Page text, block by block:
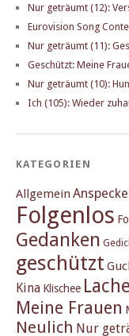
Nur geträumt (12):
Eurovision Song
Nur geträumt (11):
Geschützt: Meine
Nur geträumt (10):
Ich (105): Wieder
KATEGORIEN
Allgemein
Folgenlos
Gedanken
geschützt
Kina Klischee
Meine Frauen
Neulich Nur